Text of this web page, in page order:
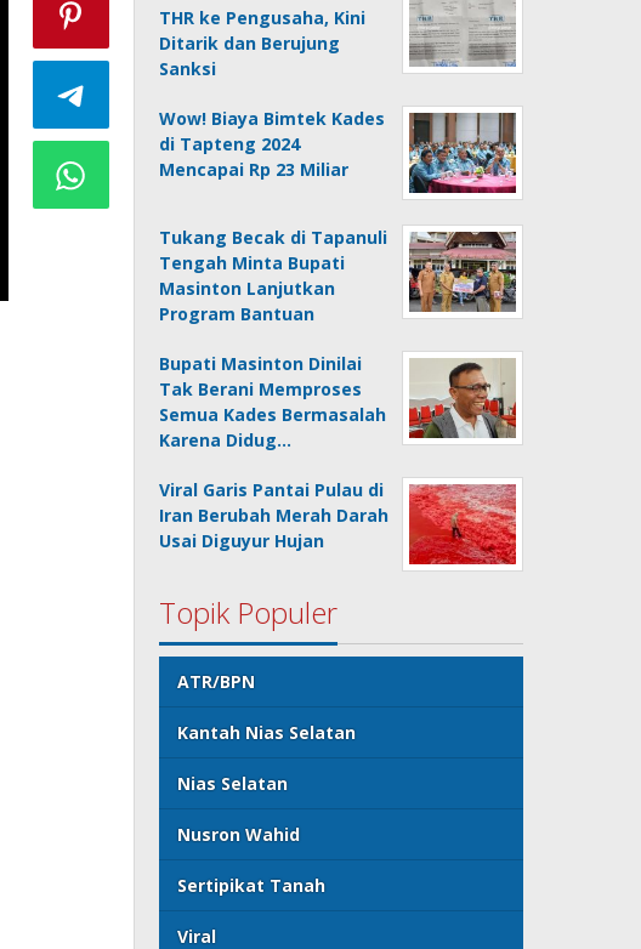
THR ke Pengusaha, Kini
Ditarik dan Berujung
Sanksi
Wow! Biaya Bimtek Kades
di Tapteng 2024
Mencapai Rp 23 Miliar
Tukang Becak di Tapanuli
Tengah Minta Bupati
Masinton Lanjutkan
Program Bantuan
Bupati Masinton Dinilai
Tak Berani Memproses
Semua Kades Bermasalah
Karena Didug…
Viral Garis Pantai Pulau di
Iran Berubah Merah Darah
Usai Diguyur Hujan
Topik Populer
ATR/BPN
Kantah Nias Selatan
Nias Selatan
Nusron Wahid
Sertipikat Tanah
Viral